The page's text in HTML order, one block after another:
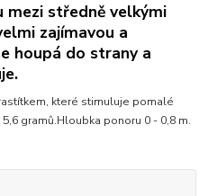
středně velkými
zajímavou a
houpá do strany a
které stimuluje pomalé
gramů.Hloubka ponoru 0 - 0,8 m.